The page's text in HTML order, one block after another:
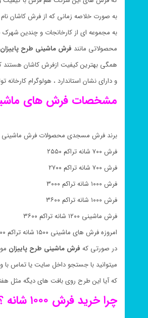
به صورت خلاصه زمانی که از فرش کاشان
به مجموعه ای از کارخانجات و چندین
محصولاتی مانند فرش ماشینی طرحپاییزان
همگی بهترین کیفیت ازفرش کاشان هستند
و دارای نشان استاندارد ، هولوگرام
مشخصات فرش های
برند فرش مسجدی محصولات فرش ماشینی
فرش ۷۰۰ شانه تراکم ۲۵۵۰
فرش ۷۰۰ شانه تراکم ۲۷۰۰
فرش ۱۰۰۰ شانه تراکم ۳۰۰۰
فرش ۱۰۰۰ شانه تراکم ۳۶۰۰
فرش ماشینی ۱۲۰۰ شانه تراکم ۳۶۰۰
امروزه فرش های ماشینی ۱۵۰۰ شانه تراکم ۴۵۰۰ نیز به فرش های فرش مسجدی اضافه شده است
در صورتی که فرش ماشینی طرح پاییزان
میتوانید با جستجو داخل سایت یا تماس با
که آیا این طرح روی بافت های دیگه مثل
چرا خرید فرش ۱۰۰۰ شانه ؟